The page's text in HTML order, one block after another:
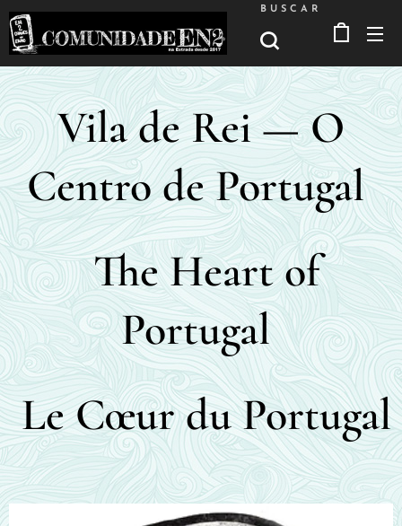
BUSCAR
Vila de Rei — O
Centro de Portugal
The Heart of
Portugal
Le Cœur du Portugal